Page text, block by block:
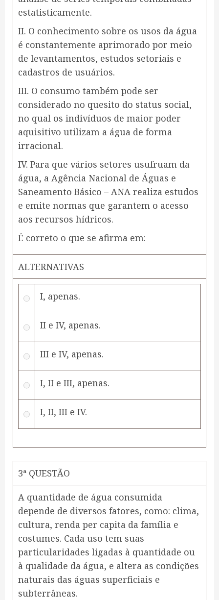
estatisticamente.
II. O conhecimento sobre os usos da água
é constantemente aprimorado por meio
de levantamentos, estudos setoriais e
cadastros de usuários.
III. O consumo também pode ser
considerado no quesito do status social,
no qual os indivíduos de maior poder
aquisitivo utilizam a água de forma
irracional.
IV. Para que vários setores usufruam da
água, a Agência Nacional de Águas e
Saneamento Básico – ANA realiza estudos
e emite normas que garantem o acesso
aos recursos hídricos.
É correto o que se afirma em:
ALTERNATIVAS
I, apenas.
II e IV, apenas.
III e IV, apenas.
I, II e III, apenas.
I, II, III e IV.
3ª QUESTÃO
A quantidade de água consumida
depende de diversos fatores, como: clima,
cultura, renda per capita da família e
costumes. Cada uso tem suas
particularidades ligadas à quantidade ou
à qualidade da água, e altera as condições
naturais das águas superficiais e
subterrâneas.